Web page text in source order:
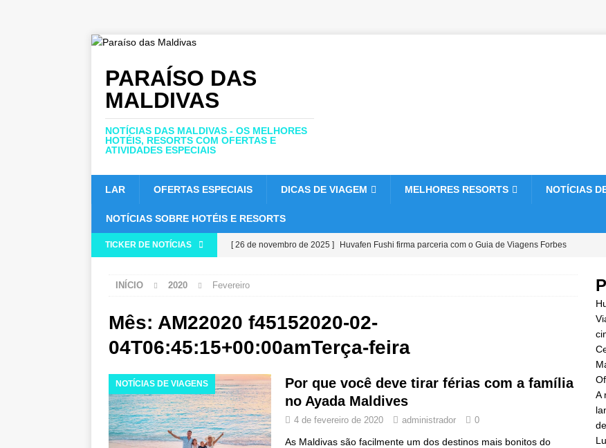
PARAÍSO DAS
MALDIVAS
NOTÍCIAS DAS MALDIVAS - OS MELHORES
HOTÉIS, RESORTS COM OFERTAS E
ATIVIDADES ESPECIAIS
LAR OFERTAS ESPECIAIS DICAS DE VIAGEM MELHORES RESORTS NOTÍCIAS
NOTÍCIAS SOBRE HOTÉIS E RESORTS
TICKER DE NOTÍCIAS [ 26 de novembro de 2025 ] Huvafen Fushi firma parceria com o Guia de Viagens Forbes
HOTÉIS E RESORTS 5 ESTRELAS
[ 21 de novembro de 2025 ] Oferta da Black Friday em Dhawa Ihuru 2025
[ 17 de novembro de 2025 ] A rede de hotéis e resorts Cinnamon Maldives lança a maior
promoção da Black Friday com descontos de até 80% e traslados gratuitos.
ESPECIAIS
INÍCIO 2020 Fevereiro
Mês: AM22020 f45152020-02-
04T06:45:15+00:00amTerça-feira
NOTÍCIAS DE VIAGENS
Por que você deve tirar férias com a família
no Ayada Maldives
4 de fevereiro de 2020 administrador 0
As Maldivas são facilmente um dos destinos mais bonitos do
A